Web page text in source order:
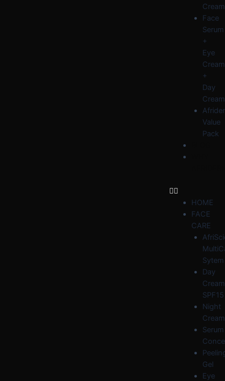
Cream
Face
Serum
+
Eye
Cream
+
Day
Cream
Value
Pack
HOME
FACE
CARE
Sytem
Day
Cream
SPF15
Night
Cream
Serum
Gel
Eye